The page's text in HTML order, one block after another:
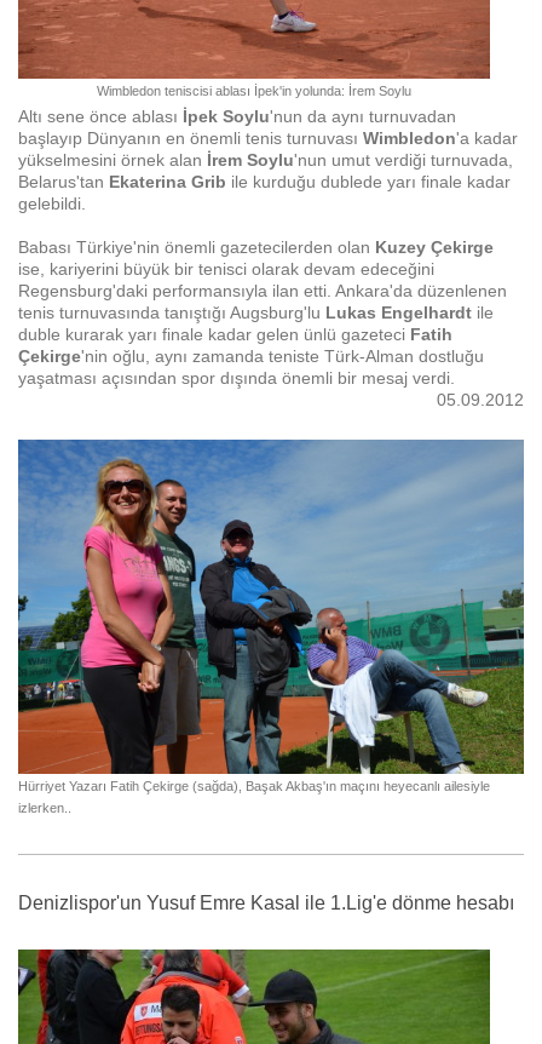
Wimbledon teniscisi ablası İpek'in yolunda: İrem Soylu
Altı sene önce ablası İpek Soylu'nun da aynı turnuvadan
başlayıp Dünyanın en önemli tenis turnuvası Wimbledon'a kadar
yükselmesini örnek alan İrem Soylu'nun umut verdiği turnuvada,
Belarus'tan Ekaterina Grib ile kurduğu dublede yarı finale kadar
gelebildi.
Babası Türkiye'nin önemli gazetecilerden olan Kuzey Çekirge
ise, kariyerini büyük bir tenisci olarak devam edeceğini
Regensburg'daki performansıyla ilan etti. Ankara'da düzenlenen
tenis turnuvasında tanıştığı Augsburg'lu Lukas Engelhardt ile
duble kurarak yarı finale kadar gelen ünlü gazeteci Fatih
Çekirge'nin oğlu, aynı zamanda teniste Türk-Alman dostluğu
yaşatması açısından spor dışında önemli bir mesaj verdi.
05.09.2012
Hürriyet Yazarı Fatih Çekirge (sağda), Başak Akbaş'ın maçını heyecanlı ailesiyle
izlerken..
Denizlispor'un Yusuf Emre Kasal ile 1.Lig'e dönme hesabı